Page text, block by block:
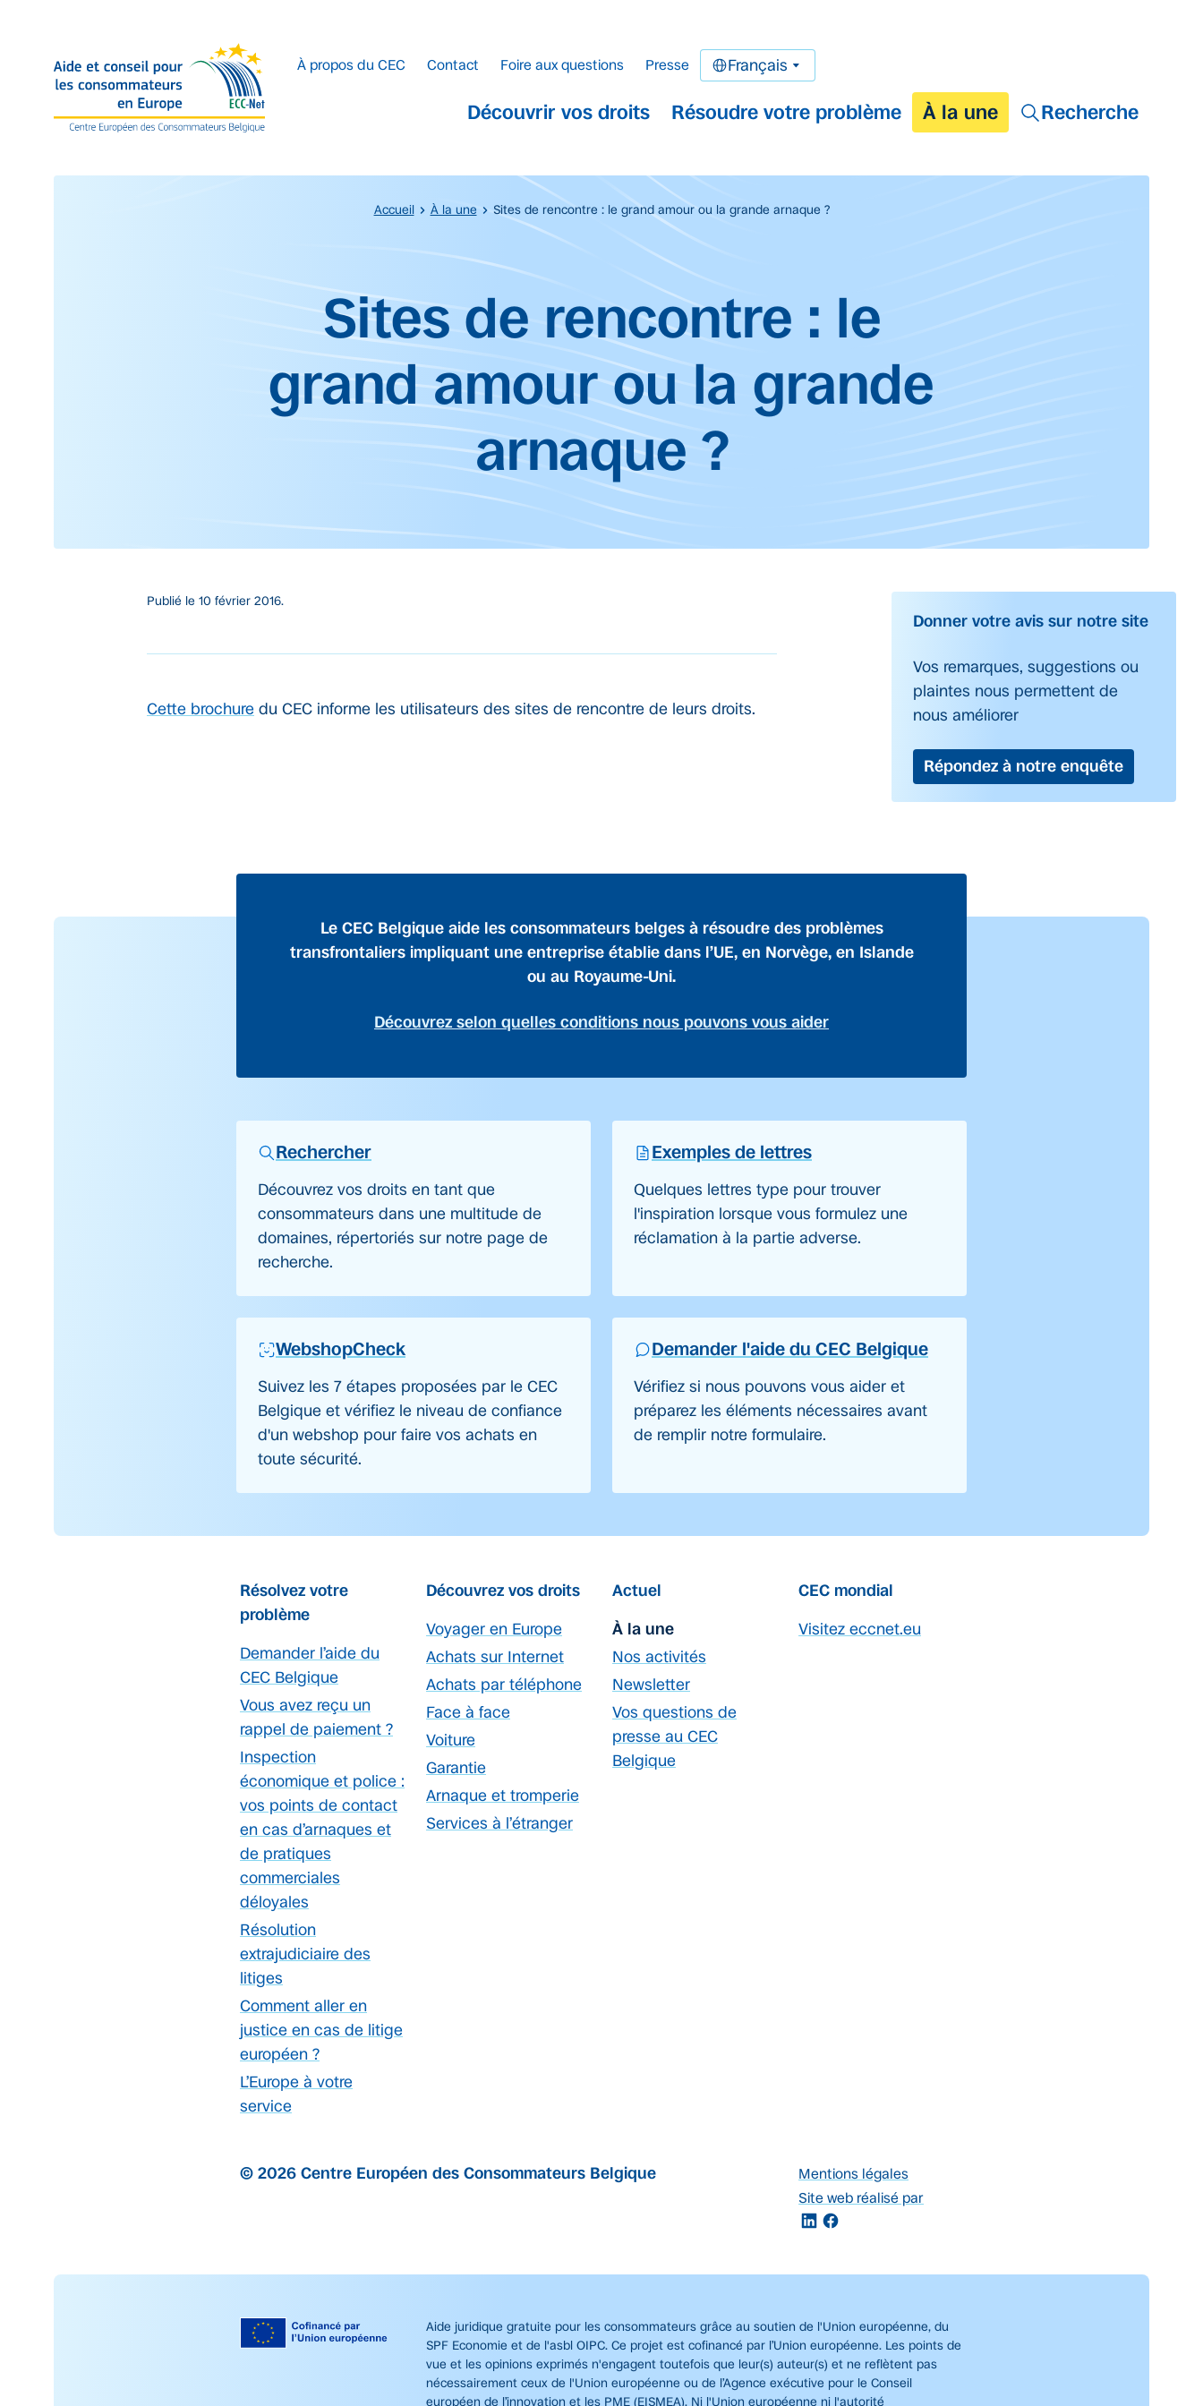
Découvrir vos droits Résoudre votre problème À la une Recherche
À propos du CEC Contact Foire aux questions Presse Français
Accueil À la une Sites de rencontre : le grand amour ou la grande arnaque ?
Sites de rencontre : le
grand amour ou la grande
arnaque ?
Publié le 10 février 2016.
Cette brochure du CEC informe les utilisateurs des sites de rencontre de leurs droits.
Donner votre avis sur notre site
Vos remarques, suggestions ou
plaintes nous permettent de
nous améliorer
Répondez à notre enquête
Le CEC Belgique aide les consommateurs belges à résoudre des problèmes
transfrontaliers impliquant une entreprise établie dans l’UE, en Norvège, en Islande
ou au Royaume-Uni.
Découvrez selon quelles conditions nous pouvons vous aider
Rechercher
Découvrez vos droits en tant que
consommateurs dans une multitude de
domaines, répertoriés sur notre page de
recherche.
Exemples de lettres
Quelques lettres type pour trouver
l'inspiration lorsque vous formulez une
réclamation à la partie adverse.
WebshopCheck
Suivez les 7 étapes proposées par le CEC
Belgique et vérifiez le niveau de confiance
d'un webshop pour faire vos achats en
toute sécurité.
Demander l'aide du CEC Belgique
Vérifiez si nous pouvons vous aider et
préparez les éléments nécessaires avant
de remplir notre formulaire.
Résolvez votre
problème
Demander l’aide du
CEC Belgique
Vous avez reçu un
rappel de paiement ?
Inspection
économique et police :
vos points de contact
en cas d’arnaques et
de pratiques
commerciales
déloyales
Résolution
extrajudiciaire des
litiges
Comment aller en
justice en cas de litige
européen ?
L’Europe à votre
service
Découvrez vos droits
Voyager en Europe
Achats sur Internet
Achats par téléphone
Face à face
Voiture
Garantie
Arnaque et tromperie
Services à l’étranger
Actuel
À la une
Nos activités
Newsletter
Vos questions de
presse au CEC
Belgique
CEC mondial
Visitez eccnet.eu
© 2026 Centre Européen des Consommateurs Belgique
Mentions légales
Site web réalisé par
Aide juridique gratuite pour les consommateurs grâce au soutien de l'Union européenne, du
SPF Economie et de l'asbl OIPC. Ce projet est cofinancé par l’Union européenne. Les points de
vue et les opinions exprimés n'engagent toutefois que leur(s) auteur(s) et ne reflètent pas
nécessairement ceux de l'Union européenne ou de l’Agence exécutive pour le Conseil
européen de l’innovation et les PME (EISMEA). Ni l'Union européenne ni l'autorité